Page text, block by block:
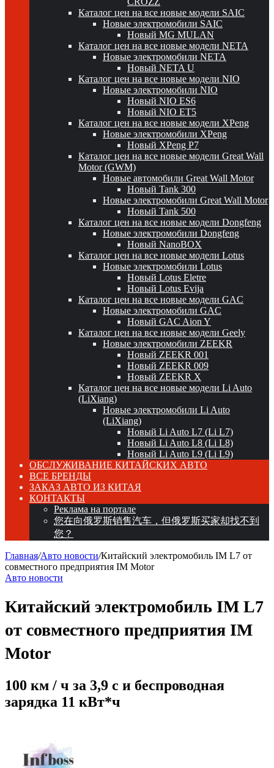
Каталог цен на все новые модели SAIC
Новые электромобили SAIC
Новый MG MULAN
Каталог цен на все новые модели NETA
Новые электромобили NETA
Новый NETA U
Каталог цен на все новые модели NIO
Новые электромобили NIO
Новый NIO ES6
Новый NIO ET5
Каталог цен на все новые модели XPeng
Новые электромобили XPeng
Новый XPeng P7
Каталог цен на все новые модели Great Wall
Motor (GWM)
Новые автомобили Great Wall Motor
Новый Tank 300
Новые электромобили Great Wall Motor
Новый Tank 500
Каталог цен на все новые модели Dongfeng
Новые электромобили Dongfeng
Новый NanoBOX
Каталог цен на все новые модели Lotus
Новые электромобили Lotus
Новый Lotus Eletre
Новый Lotus Evija
Каталог цен на все новые модели GAC
Новые электромобили GAC
Новый GAC Aion Y
Каталог цен на все новые модели Geely
Новые электромобили ZEEKR
Новый ZEEKR 001
Новый ZEEKR 009
Новый ZEEKR X
Каталог цен на все новые модели Li Auto
(LiXiang)
Новые электромобили Li Auto
(LiXiang)
Новый Li Auto L7 (Li L7)
Новый Li Auto L8 (Li L8)
Новый Li Auto L9 (Li L9)
ОБСЛУЖИВАНИЕ КИТАЙСКИХ АВТО
ВСЕ БРЕНДЫ
ЗАКАЗ АВТО ИЗ КИТАЯ
КОНТАКТЫ
Реклама на портале
您在向俄罗斯销售汽车，但俄罗斯买家却找不到
您？
Главная/Авто новости/Китайский электромобиль IM L7 от
совместного предприятия IM Motor
Авто новости
Китайский электромобиль IM L7
от совместного предприятия IM
Motor
100 км / ч за 3,9 с и беспроводная
зарядка 11 кВт*ч